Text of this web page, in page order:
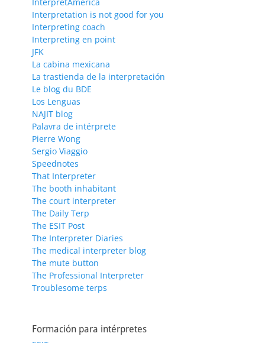
Interpretation is not good for you
Interpreting coach
Interpreting en point
JFK
La cabina mexicana
La trastienda de la interpretación
Le blog du BDE
Los Lenguas
NAJIT blog
Palavra de intérprete
Pierre Wong
Sergio Viaggio
Speednotes
That Interpreter
The booth inhabitant
The court interpreter
The Daily Terp
The ESIT Post
The Interpreter Diaries
The medical interpreter blog
The mute button
The Professional Interpreter
Troublesome terps
Formación para intérpretes